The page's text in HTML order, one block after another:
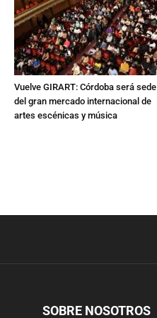
Vuelve GIRART: Córdoba será sede
del gran mercado internacional de
artes escénicas y música
SOBRE NOSOTROS